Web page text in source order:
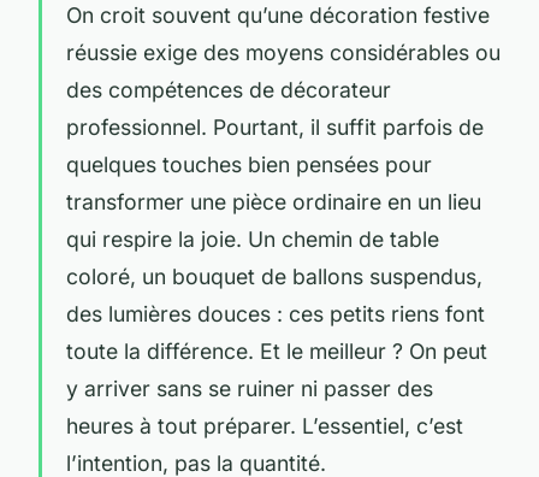
On croit souvent qu’une décoration festive
réussie exige des moyens considérables ou
des compétences de décorateur
professionnel. Pourtant, il suffit parfois de
quelques touches bien pensées pour
transformer une pièce ordinaire en un lieu
qui respire la joie. Un chemin de table
coloré, un bouquet de ballons suspendus,
des lumières douces : ces petits riens font
toute la différence. Et le meilleur ? On peut
y arriver sans se ruiner ni passer des
heures à tout préparer. L’essentiel, c’est
l’intention, pas la quantité.